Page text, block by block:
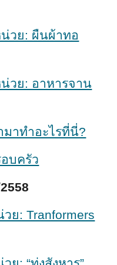
วย: ผืนผ้าทอ
วย: อาหารจาน
าทำอะไรที่นี่?
บครัว
ย: Tranformers